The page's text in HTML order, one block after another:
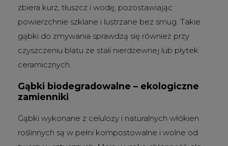
zbiera kurz, tłuszcz i wodę, pozostawiając
powierzchnie szklane i lustrzane bez smug. Takie
gąbki do zmywania sprawdzą się również przy
czyszczeniu blatu ze stali nierdzewnej lub płytek
ceramicznych.
Gąbki biodegradowalne – ekologiczne
zamienniki
Gąbki wykonane z celulozy i naturalnych włókien
roślinnych są w pełni kompostowalne i wolne od